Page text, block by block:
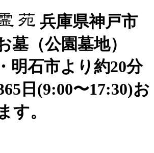
兵庫県神戸市
墓（公園墓地）
明石市より約20分
日(9:00〜17:30)お
す。